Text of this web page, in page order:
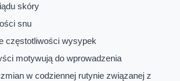
skóry
snu
częstotliwości wysypek
motywują do wprowadzenia
w codziennej rutynie związanej z